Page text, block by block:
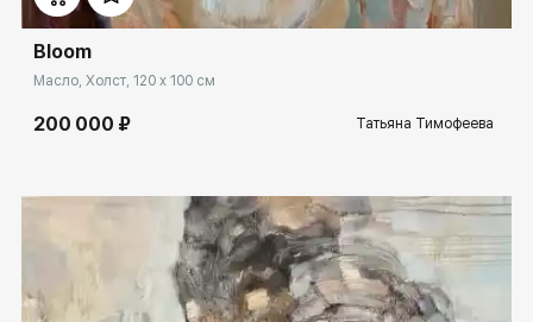
Bloom
Масло, Холст, 120 x 100 см
200 000 ₽ Татьяна Тимофеева